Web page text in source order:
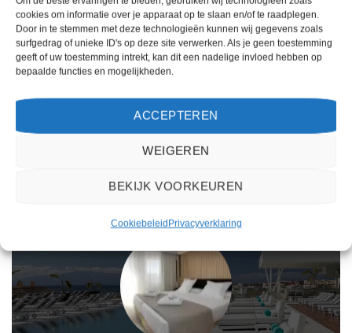
cookies om informatie over je apparaat op te slaan en/of te raadplegen.
Door in te stemmen met deze technologieën kunnen wij gegevens zoals
surfgedrag of unieke ID's op deze site verwerken. Als je geen toestemming
geeft of uw toestemming intrekt, kan dit een nadelige invloed hebben op
bepaalde functies en mogelijkheden.
ACCEPTEREN
WEIGEREN
BEKIJK VOORKEUREN
CookiebeleidPrivacyverklaring
4uit 5
Hotel H10 Estepona Palace - logies
& ontbijt is een 4 sterren
accommodatie in Estepona. U boekt
deze reis direct bij onze partner
Sunweb. Nu vanaf EUR 706.00 per
persoon.
PRIJZEN EN BOEKEN
3uit 5
Hotel Globales Gardenia is een 3
sterren accommodatie in Fuengirola.
U boekt deze reis direct bij onze
partner Sunweb. Nu vanaf EUR
708.00 per persoon.
PRIJZEN EN BOEKEN
WAT ZE OVER ONS ZEGGEN